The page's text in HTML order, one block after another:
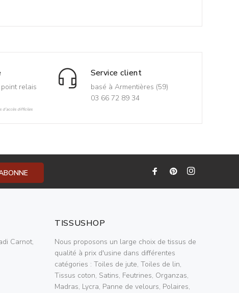
relais
d'accès difficiles
Service client
basé à Armentières (59)
03 66 72 89 34
Carnot,
TISSUSHOP
Nous proposons un large choix de tissus de
qualité à prix d'usine dans différentes
catégories : Toiles de jute, Toiles de lin,
Tissus coton, Satins, Feutrines, Organzas,
Madras, Lycra, Panne de velours, Polaires,